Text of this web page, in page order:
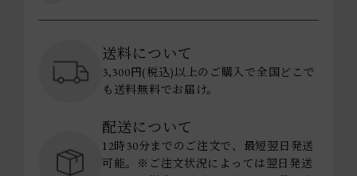
送料について
3,300円(税込)以上のご購入で全国どこで
も送料無料でお届け。
配送について
12時30分までのご注文で、最短翌日発送
可能。※ご注文状況によっては翌日発送